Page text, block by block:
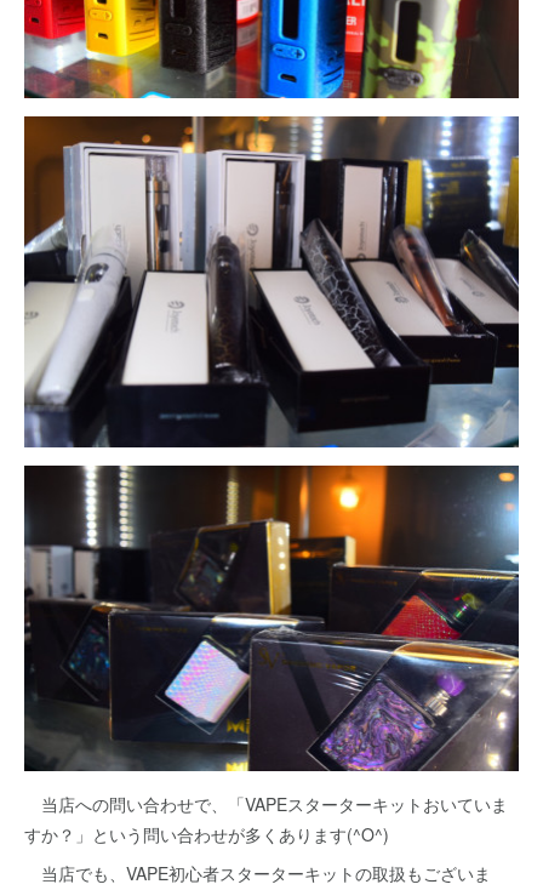
当店への問い合わせで、「VAPEスターターキットおいていま
すか？」という問い合わせが多くあります(^O^)
当店でも、VAPE初心者スターターキットの取扱もございま